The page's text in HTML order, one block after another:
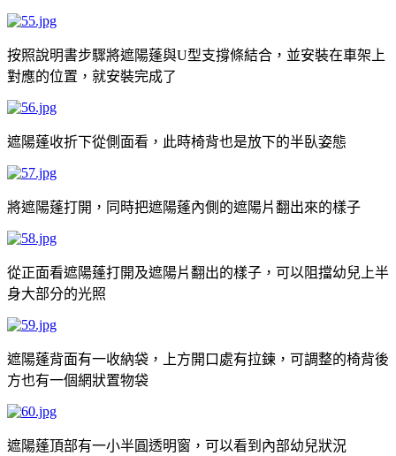
按照說明書步驟將遮陽蓬與U型支撐條結合，並安裝在車架上
對應的位置，就安裝完成了
遮陽蓬收折下從側面看，此時椅背也是放下的半臥姿態
將遮陽蓬打開，同時把遮陽蓬內側的遮陽片翻出來的樣子
從正面看遮陽蓬打開及遮陽片翻出的樣子，可以阻擋幼兒上半
身大部分的光照
遮陽蓬背面有一收納袋，上方開口處有拉鍊，可調整的椅背後
方也有一個網狀置物袋
遮陽蓬頂部有一小半圓透明窗，可以看到內部幼兒狀況